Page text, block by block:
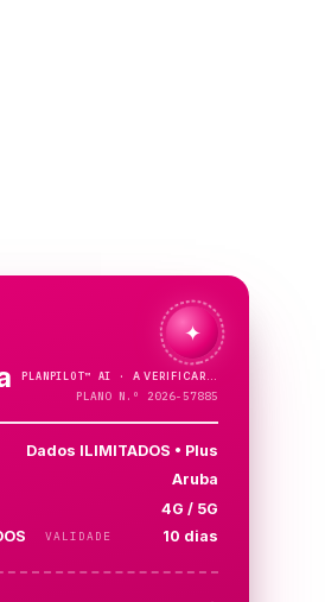
✦
PLANPILOT™ AI ·
PLANO N.º 2026-57885
Dados ILIMITADOS • Plus
Aruba
4G / 5G
VALIDADE 10 dias